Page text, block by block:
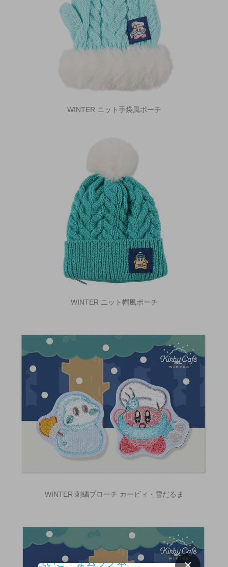
WINTER ニット手袋風ポーチ
WINTER ニット帽風ポーチ
WINTER 刺繍ブローチ カービィ・雪だるま